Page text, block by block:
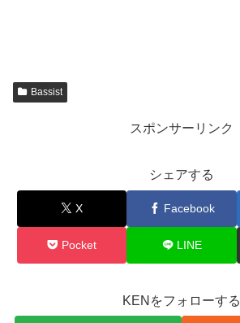
Bassist
スポンサーリンク
シェアする
X Facebook
Pocket LINE
KENをフォローする